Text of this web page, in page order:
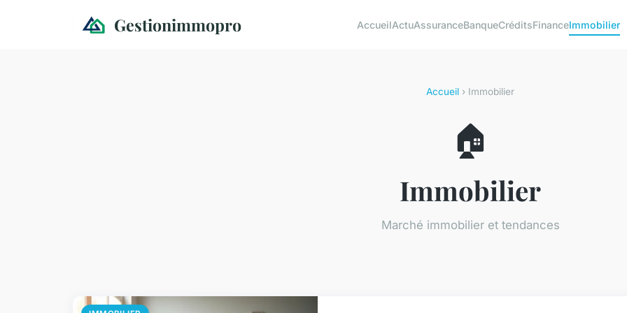
Gestionimmopro AccueilActuAssuranceBanqueCréditsFinanceImmobilier
Accueil › Immobilier
🏠
Immobilier
Marché immobilier et tendances